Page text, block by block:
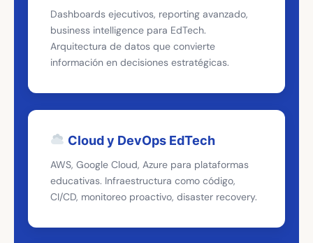
Dashboards ejecutivos, reporting avanzado,
business intelligence para EdTech.
Arquitectura de datos que convierte
información en decisiones estratégicas.
Cloud y DevOps EdTech
AWS, Google Cloud, Azure para plataformas
educativas. Infraestructura como código,
CI/CD, monitoreo proactivo, disaster recovery.